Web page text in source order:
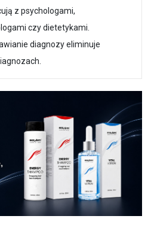
z psychologami,
czy dietetykami.
diagnozy eliminuje